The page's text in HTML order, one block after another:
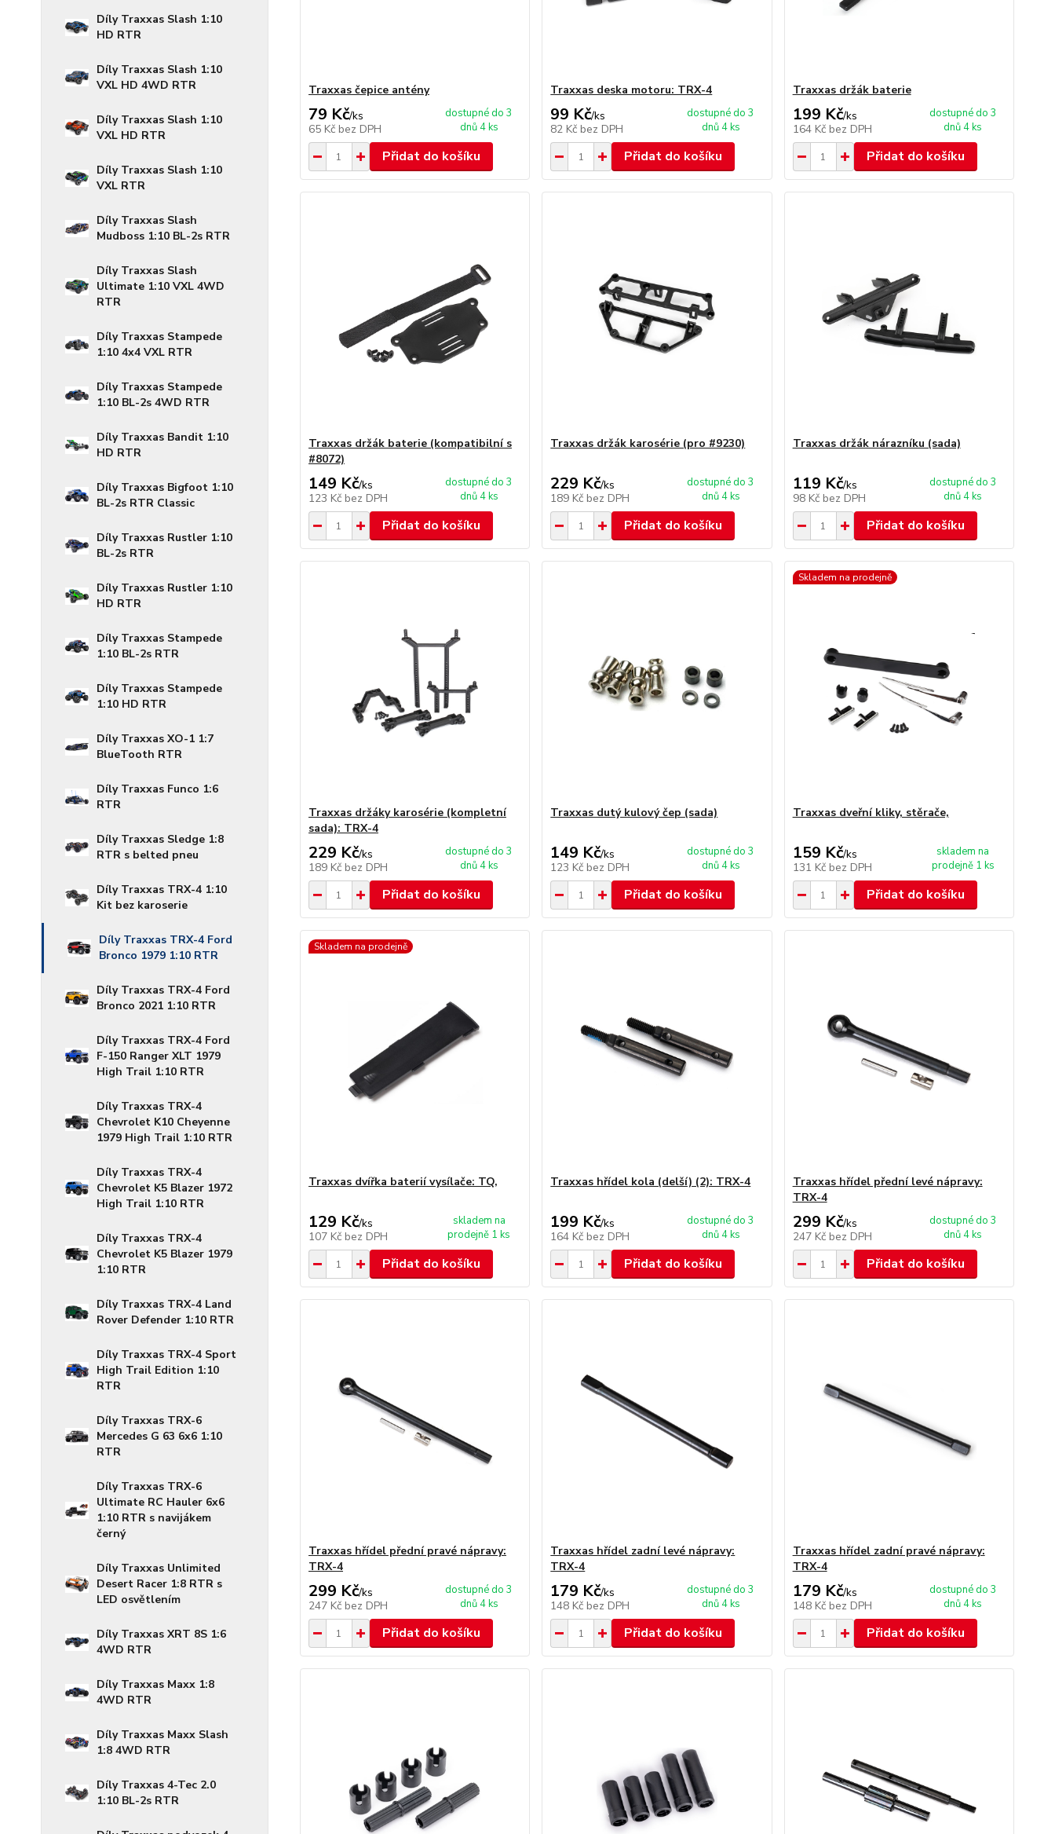
Díly Traxxas Slash 1:10
HD RTR
Díly Traxxas Slash 1:10
VXL HD 4WD RTR
Díly Traxxas Slash 1:10
VXL HD RTR
Díly Traxxas Slash 1:10
VXL RTR
Díly Traxxas Slash
Mudboss 1:10 BL-2s RTR
Díly Traxxas Slash
Ultimate 1:10 VXL 4WD
RTR
Díly Traxxas Stampede
1:10 4x4 VXL RTR
Díly Traxxas Stampede
1:10 BL-2s 4WD RTR
Díly Traxxas Bandit 1:10
HD RTR
Díly Traxxas Bigfoot 1:10
BL-2s RTR Classic
Díly Traxxas Rustler 1:10
BL-2s RTR
Díly Traxxas Rustler 1:10
HD RTR
Díly Traxxas Stampede
1:10 BL-2s RTR
Díly Traxxas Stampede
1:10 HD RTR
Díly Traxxas XO-1 1:7
BlueTooth RTR
Díly Traxxas Funco 1:6
RTR
Díly Traxxas Sledge 1:8
RTR s belted pneu
Díly Traxxas TRX-4 1:10
Kit bez karoserie
Díly Traxxas TRX-4 Ford
Bronco 1979 1:10 RTR
Díly Traxxas TRX-4 Ford
Bronco 2021 1:10 RTR
Díly Traxxas TRX-4 Ford
F-150 Ranger XLT 1979
High Trail 1:10 RTR
Díly Traxxas TRX-4
Chevrolet K10 Cheyenne
1979 High Trail 1:10 RTR
Díly Traxxas TRX-4
Chevrolet K5 Blazer 1972
High Trail 1:10 RTR
Díly Traxxas TRX-4
Chevrolet K5 Blazer 1979
1:10 RTR
Díly Traxxas TRX-4 Land
Rover Defender 1:10 RTR
Díly Traxxas TRX-4 Sport
High Trail Edition 1:10
RTR
Díly Traxxas TRX-6
Mercedes G 63 6x6 1:10
RTR
Díly Traxxas TRX-6
Ultimate RC Hauler 6x6
1:10 RTR s navijákem
černý
Díly Traxxas Unlimited
Desert Racer 1:8 RTR s
LED osvětlením
Díly Traxxas XRT 8S 1:6
4WD RTR
Díly Traxxas Maxx 1:8
4WD RTR
Díly Traxxas Maxx Slash
1:8 4WD RTR
Díly Traxxas 4-Tec 2.0
1:10 BL-2s RTR
Traxxas čepice antény
79 Kč/ks
65 Kč bez DPH
dostupné do 3
dnů 4 ks
Přidat do košíku
Traxxas deska motoru: TRX-4
99 Kč/ks
82 Kč bez DPH
dostupné do 3
dnů 4 ks
Přidat do košíku
Traxxas držák baterie
199 Kč/ks
164 Kč bez DPH
dostupné do 3
dnů 4 ks
Přidat do košíku
Traxxas držák baterie (kompatibilní s
#8072)
149 Kč/ks
123 Kč bez DPH
dostupné do 3
dnů 4 ks
Přidat do košíku
Traxxas držák karosérie (pro #9230)
229 Kč/ks
189 Kč bez DPH
dostupné do 3
dnů 4 ks
Přidat do košíku
Traxxas držák nárazníku (sada)
119 Kč/ks
98 Kč bez DPH
dostupné do 3
dnů 4 ks
Přidat do košíku
Traxxas držáky karosérie (kompletní
sada): TRX-4
229 Kč/ks
189 Kč bez DPH
dostupné do 3
dnů 4 ks
Přidat do košíku
Traxxas dutý kulový čep (sada)
149 Kč/ks
123 Kč bez DPH
dostupné do 3
dnů 4 ks
Přidat do košíku
Skladem na prodejně
Traxxas dveřní kliky, stěrače,
159 Kč/ks
131 Kč bez DPH
skladem na
prodejně 1 ks
Přidat do košíku
Skladem na prodejně
Traxxas dvířka baterií vysílače: TQ,
129 Kč/ks
107 Kč bez DPH
skladem na
prodejně 1 ks
Přidat do košíku
Traxxas hřídel kola (delší) (2): TRX-4
199 Kč/ks
164 Kč bez DPH
dostupné do 3
dnů 4 ks
Přidat do košíku
Traxxas hřídel přední levé nápravy:
TRX-4
299 Kč/ks
247 Kč bez DPH
dostupné do 3
dnů 4 ks
Přidat do košíku
Traxxas hřídel přední pravé nápravy:
TRX-4
299 Kč/ks
247 Kč bez DPH
dostupné do 3
dnů 4 ks
Přidat do košíku
Traxxas hřídel zadní levé nápravy:
TRX-4
179 Kč/ks
148 Kč bez DPH
dostupné do 3
dnů 4 ks
Přidat do košíku
Traxxas hřídel zadní pravé nápravy:
TRX-4
179 Kč/ks
148 Kč bez DPH
dostupné do 3
dnů 4 ks
Přidat do košíku